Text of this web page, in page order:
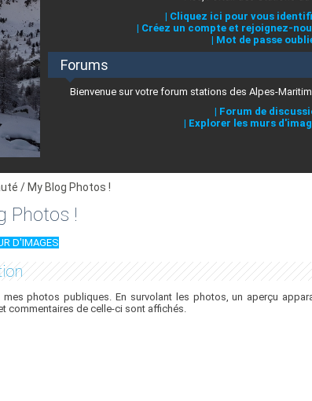
Alpes-Maritimes
| Cliquez ici pour vous
| Créez un compte et rejoignez-
| Mot de passe
Forums
Bienvenue sur votre forum stations des Alpes-
| Forum de
| Explorer les murs
/ My Blog Photos !
Photos !
D'IMAGES
photos publiques. En survolant les photos, un aperçu
commentaires de celle-ci sont affichés.